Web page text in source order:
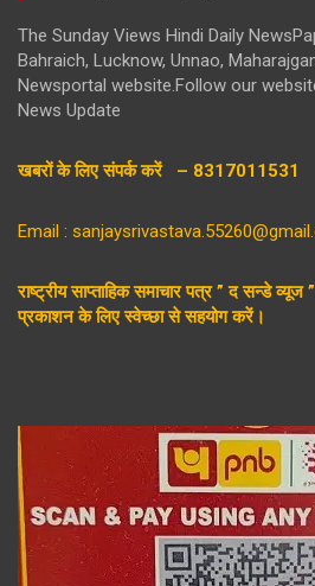
The Sunday Views Hindi Daily
Bahraich, Lucknow, Unnao,
Newsportal website.Follow our
News Update
खबरों के लिए संपर्क करें – 8317011531
Email :
राष्ट्रीय साप्ताहिक समाचार पत्र ” द सन्डे व्यूज
प्रकाशन के लिए स्वेच्छा से सहयोग करें।